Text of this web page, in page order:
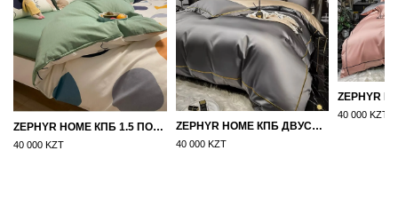
ZEPHYR HOME КПБ 1.5 ПОЛУТОРКА ЦВЕТНЫЕ КРУГИ
40 000 KZT
ZEPHYR HOME КПБ ДВУСПАЛКА ЕВРО МАКО-САТИН 100S ГРАНИТ
40 000 KZT
40 000 KZT